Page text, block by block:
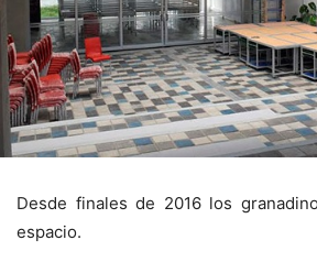
Desde finales de 2016 los
espacio.